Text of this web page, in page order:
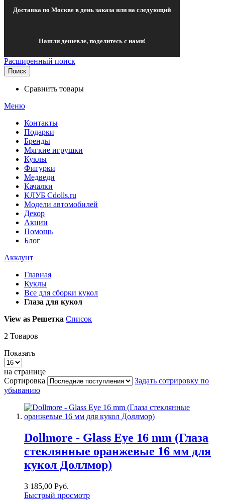
Доставка по Москве в день заказа или на следующий
Нашли дешевле, поделитесь с нами!
Расширенный поиск
Поиск
Сравнить товары
Меню
Контакты
Подарки
Бренды
Мягкие игрушки
Куклы
Фигурки
Медведи
Качалки
КЛУБ Cdolls.ru
Модели автомобилей
Декор
Акции
Помощь
Блог
Аккаунт
Главная
Куклы
Все для сборки кукол
Глаза для кукол
View as Решетка Список
2 Товаров
Показать
на странице
Сортировка
Задать сотрировку по
убыванию
Dollmore - Glass Eye 16 mm (Глаза
стеклянные оранжевые 16 мм для
кукол Доллмор)
3 185,00 Руб.
Быстрый просмотр